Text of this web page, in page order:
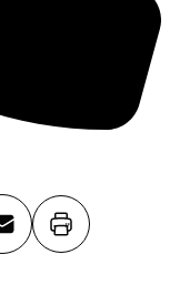
Email Imprimer